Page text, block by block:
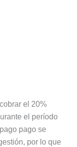
el 20%
el período
pago se
por lo que